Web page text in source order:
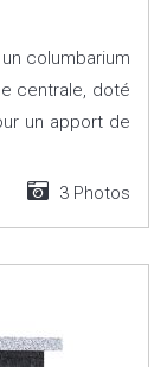
columbarium
centrale, doté
un apport de
3 Photos